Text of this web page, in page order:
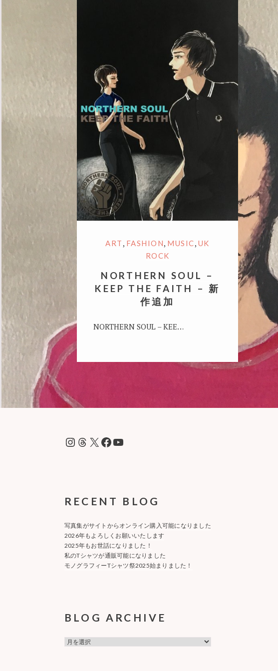
ART , FASHION, MUSIC, UK
ROCK
NORTHERN SOUL –
KEEP THE FAITH – 新
作追加
NORTHERN SOUL – KEE…
Instagram
Threads
X Facebook
YouTube
RECENT BLOG
写真集がサイトからオンライン購入可能になりました
2026年もよろしくお願いいたします
2025年もお世話になりました！
私のTシャツが通販可能になりました
モノグラフィーTシャツ祭2025始まりました！
BLOG ARCHIVE
BLOG